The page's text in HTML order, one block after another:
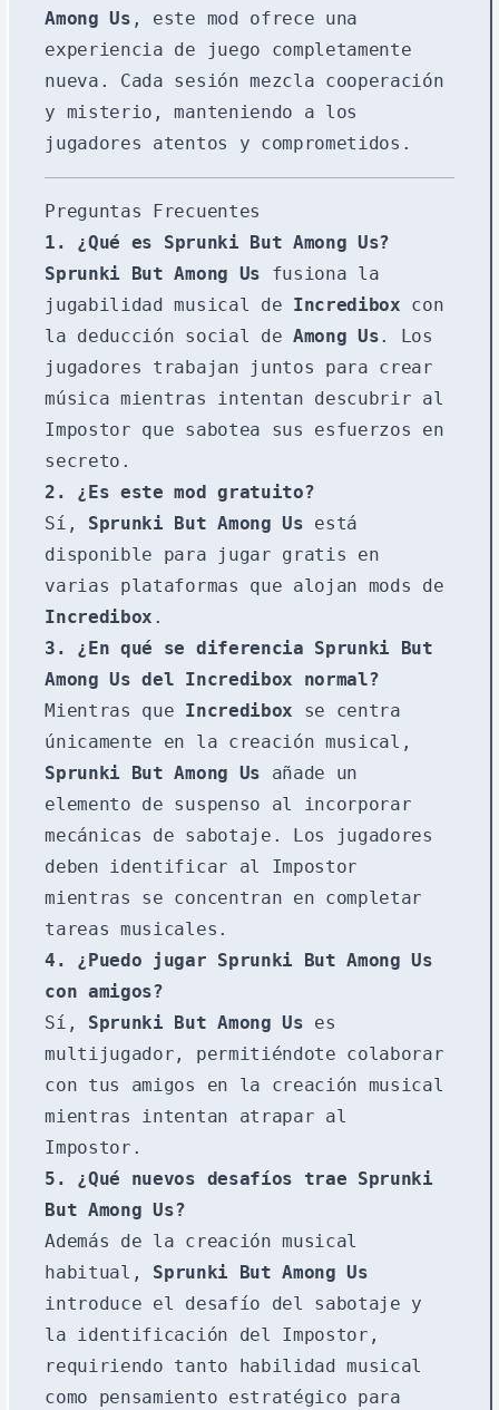
Among Us , este mod ofrece una
experiencia de juego completamente
nueva. Cada sesión mezcla cooperación
y misterio, manteniendo a los
jugadores atentos y comprometidos.
Preguntas Frecuentes
1. ¿Qué es Sprunki But Among Us?
Sprunki But Among Us fusiona la
jugabilidad musical de Incredibox con
la deducción social de Among Us. Los
jugadores trabajan juntos para crear
música mientras intentan descubrir al
Impostor que sabotea sus esfuerzos en
secreto.
2. ¿Es este mod gratuito?
Sí, Sprunki But Among Us está
disponible para jugar gratis en
varias plataformas que alojan mods de
Incredibox .
3. ¿En qué se diferencia Sprunki But
Among Us del Incredibox normal?
Mientras que Incredibox se centra
únicamente en la creación musical,
Sprunki But Among Us añade un
elemento de suspenso al incorporar
mecánicas de sabotaje. Los jugadores
deben identificar al Impostor
mientras se concentran en completar
tareas musicales.
4. ¿Puedo jugar Sprunki But Among Us
con amigos?
Sí, Sprunki But Among Us es
multijugador, permitiéndote colaborar
con tus amigos en la creación musical
mientras intentan atrapar al
Impostor.
5. ¿Qué nuevos desafíos trae Sprunki
But Among Us?
Además de la creación musical
habitual, Sprunki But Among Us
introduce el desafío del sabotaje y
la identificación del Impostor,
requiriendo tanto habilidad musical
como pensamiento estratégico para